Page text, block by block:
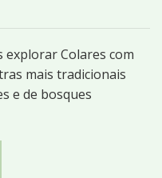
explorar Colares com
mais tradicionais
e de bosques